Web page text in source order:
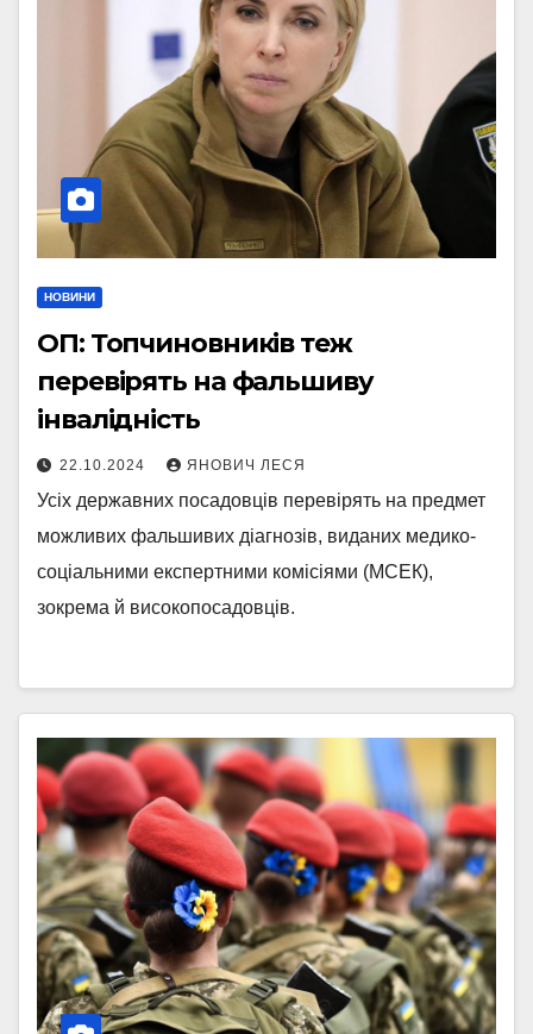
НОВИНИ
ОП: Топчиновників теж
перевірять на фальшиву
інвалідність
22.10.2024 ЯНОВИЧ ЛЕСЯ
Усіх державних посадовців перевірять на предмет
можливих фальшивих діагнозів, виданих медико-
соціальними експертними комісіями (МСЕК),
зокрема й високопосадовців.